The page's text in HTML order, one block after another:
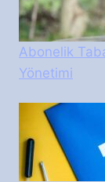
Abonelik
Yönetimi